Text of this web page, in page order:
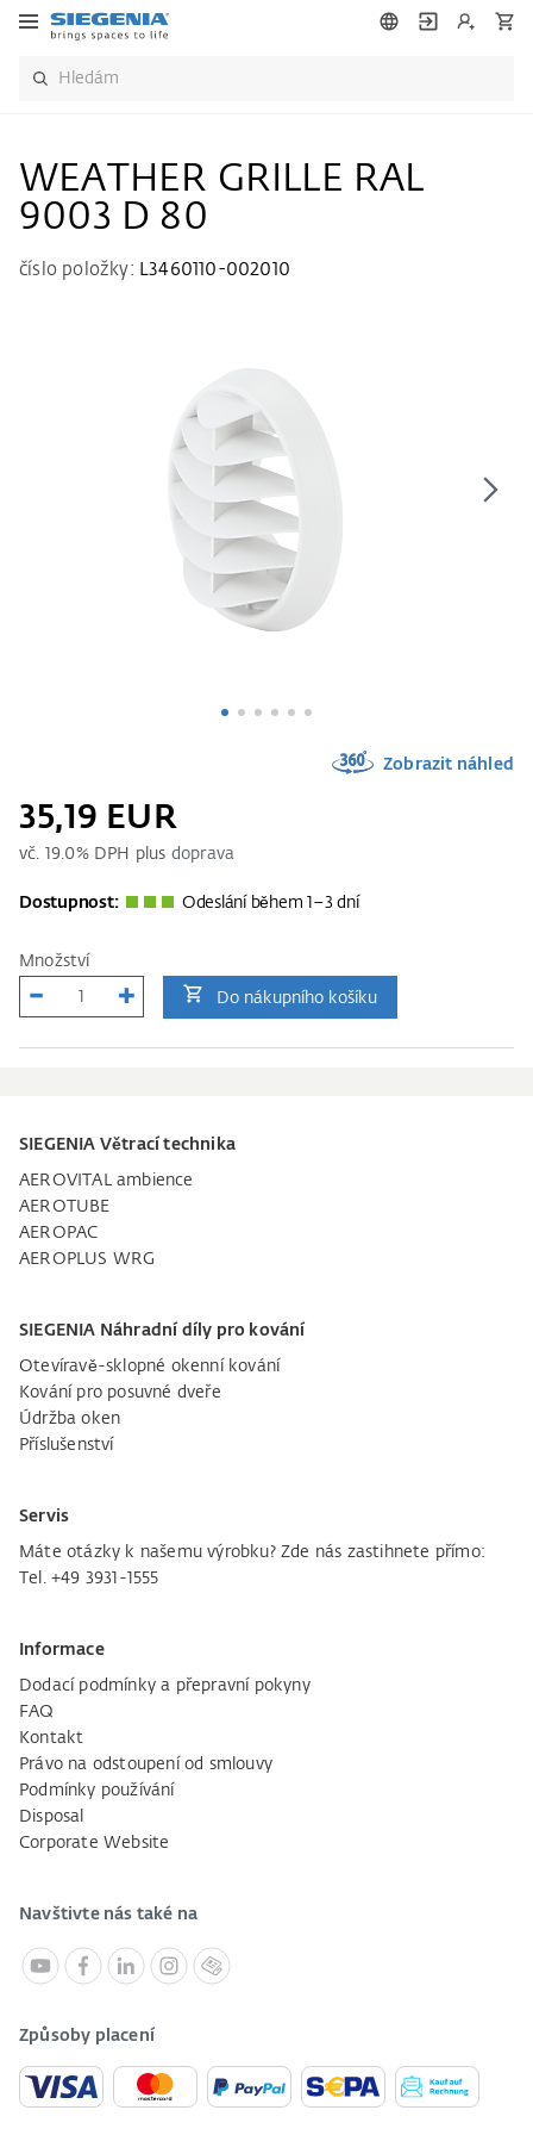
WEATHER GRILLE RAL
9003 D 80
číslo položky: L3460110-002010
Zobrazit náhled
35,19 EUR
vč. 19.0% DPH plus doprava
Dostupnost: Odeslání během 1–3 dní
Množství
Do nákupního košíku
SIEGENIA Větrací technika
AEROVITAL ambience
AEROTUBE
AEROPAC
AEROPLUS WRG
SIEGENIA Náhradní díly pro kování
Otevíravě-sklopné okenní kování
Kování pro posuvné dveře
Údržba oken
Příslušenství
Servis
Máte otázky k našemu výrobku? Zde nás zastihnete přímo:
Tel. +49 3931-1555
Informace
Dodací podmínky a přepravní pokyny
FAQ
Kontakt
Právo na odstoupení od smlouvy
Podmínky používání
Disposal
Corporate Website
Navštivte nás také na
Způsoby placení